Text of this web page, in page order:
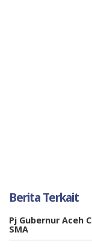
Berita Terkait
Pj Gubernur Aceh
SMA